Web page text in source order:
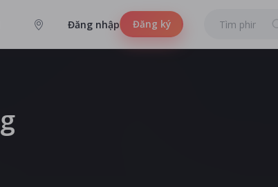
Đăng nhập Đăng ký